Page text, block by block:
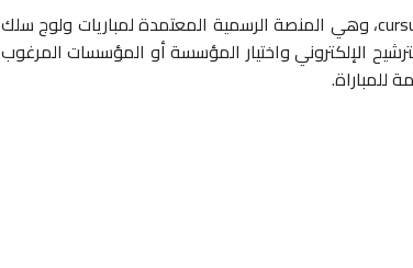
، وهي المنصة الرسمية المعتمدة لمباريات ولوج سلك
الإلكتروني واختيار المؤسسة أو المؤسسات المرغوب
للمباراة.